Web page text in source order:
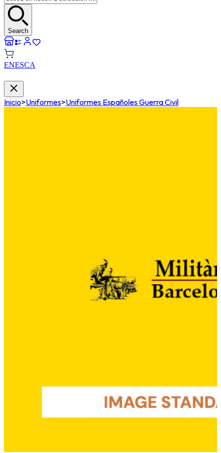
Search
ENESCA
Inicio>Uniformes>Uniformes Españoles Guerra Civil